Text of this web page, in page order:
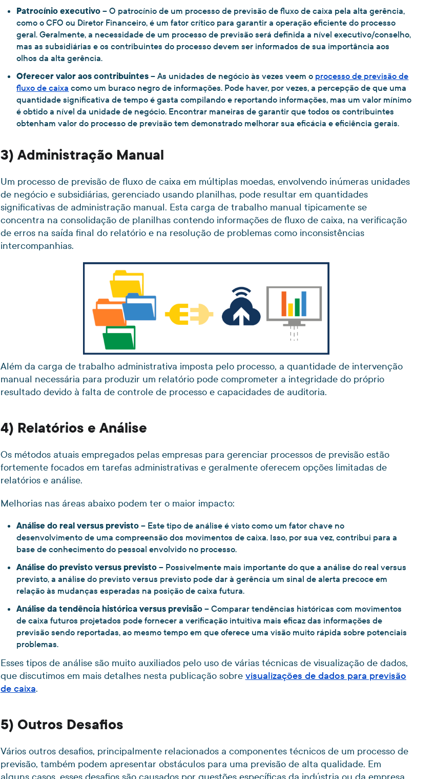
Patrocínio executivo – O patrocínio de um processo de previsão de fluxo de caixa pela alta gerência,
como o CFO ou Diretor Financeiro, é um fator crítico para garantir a operação eficiente do processo
geral. Geralmente, a necessidade de um processo de previsão será definida a nível executivo/conselho,
mas as subsidiárias e os contribuintes do processo devem ser informados de sua importância aos
olhos da alta gerência.
Oferecer valor aos contribuintes – As unidades de negócio às vezes veem o processo de previsão de
fluxo de caixa como um buraco negro de informações. Pode haver, por vezes, a percepção de que uma
quantidade significativa de tempo é gasta compilando e reportando informações, mas um valor mínimo
é obtido a nível da unidade de negócio. Encontrar maneiras de garantir que todos os contribuintes
obtenham valor do processo de previsão tem demonstrado melhorar sua eficácia e eficiência gerais.
3) Administração Manual
Um processo de previsão de fluxo de caixa em múltiplas moedas, envolvendo inúmeras unidades
de negócio e subsidiárias, gerenciado usando planilhas, pode resultar em quantidades
significativas de administração manual. Esta carga de trabalho manual tipicamente se
concentra na consolidação de planilhas contendo informações de fluxo de caixa, na verificação
de erros na saída final do relatório e na resolução de problemas como inconsistências
intercompanhias.
Além da carga de trabalho administrativa imposta pelo processo, a quantidade de intervenção
manual necessária para produzir um relatório pode comprometer a integridade do próprio
resultado devido à falta de controle de processo e capacidades de auditoria.
4) Relatórios e Análise
Os métodos atuais empregados pelas empresas para gerenciar processos de previsão estão
fortemente focados em tarefas administrativas e geralmente oferecem opções limitadas de
relatórios e análise.
Melhorias nas áreas abaixo podem ter o maior impacto:
Análise do real versus previsto – Este tipo de análise é visto como um fator chave no
desenvolvimento de uma compreensão dos movimentos de caixa. Isso, por sua vez, contribui para a
base de conhecimento do pessoal envolvido no processo.
Análise do previsto versus previsto – Possivelmente mais importante do que a análise do real versus
previsto, a análise do previsto versus previsto pode dar à gerência um sinal de alerta precoce em
relação às mudanças esperadas na posição de caixa futura.
Análise da tendência histórica versus previsão – Comparar tendências históricas com movimentos
de caixa futuros projetados pode fornecer a verificação intuitiva mais eficaz das informações de
previsão sendo reportadas, ao mesmo tempo em que oferece uma visão muito rápida sobre potenciais
problemas.
Esses tipos de análise são muito auxiliados pelo uso de várias técnicas de visualização de dados,
que discutimos em mais detalhes nesta publicação sobre visualizações de dados para previsão
de caixa.
5) Outros Desafios
Vários outros desafios, principalmente relacionados a componentes técnicos de um processo de
previsão, também podem apresentar obstáculos para uma previsão de alta qualidade. Em